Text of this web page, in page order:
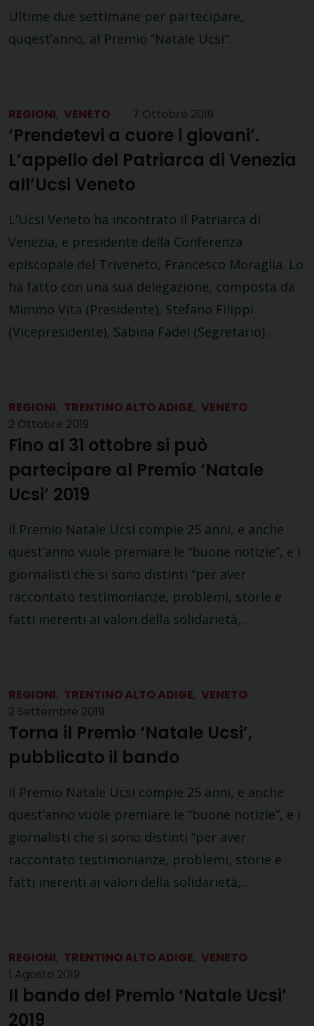
Ultime due settimane per partecipare,
quqest’anno, al Premio “Natale Ucsi”.
REGIONI, VENETO 7 Ottobre 2019
‘Prendetevi a cuore i giovani’.
L’appello del Patriarca di Venezia
all’Ucsi Veneto
L'Ucsi Veneto ha incontrato il Patriarca di
Venezia, e presidente della Conferenza
episcopale del Triveneto, Francesco Moraglia. Lo
ha fatto con una sua delegazione, composta da
Mimmo Vita (Presidente), Stefano Filippi
(Vicepresidente), Sabina Fadel (Segretario)…
REGIONI, TRENTINO ALTO ADIGE, VENETO
2 Ottobre 2019
Fino al 31 ottobre si può
partecipare al Premio ‘Natale
Ucsi’ 2019
Il Premio Natale Ucsi compie 25 anni, e anche
quest’anno vuole premiare le “buone notizie”, e i
giornalisti che si sono distinti “per aver
raccontato testimonianze, problemi, storie e
fatti inerenti ai valori della solidarietà,…
REGIONI, TRENTINO ALTO ADIGE, VENETO
2 Settembre 2019
Torna il Premio ‘Natale Ucsi’,
pubblicato il bando
Il Premio Natale Ucsi compie 25 anni, e anche
quest’anno vuole premiare le “buone notizie”, e i
giornalisti che si sono distinti “per aver
raccontato testimonianze, problemi, storie e
fatti inerenti ai valori della solidarietà,…
REGIONI, TRENTINO ALTO ADIGE, VENETO
1 Agosto 2019
Il bando del Premio ‘Natale Ucsi’
2019